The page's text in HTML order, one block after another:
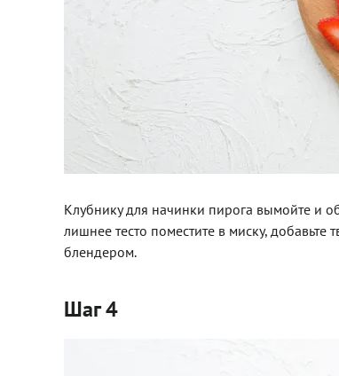
Клубнику для начинки пирога вымойте и
лишнее тесто поместите в миску,
блендером.
Шаг 4